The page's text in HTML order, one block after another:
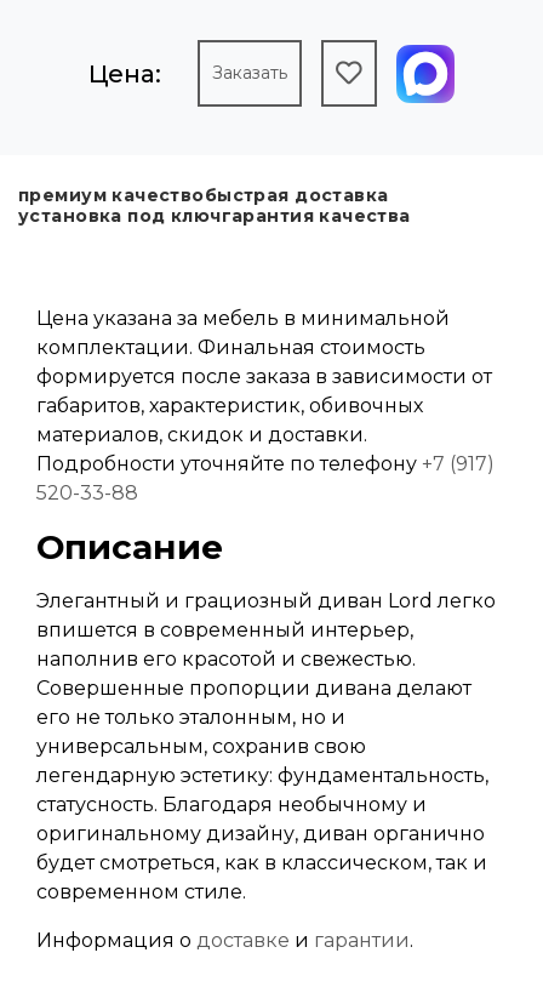
Цена: Заказать
премиум качествобыстрая доставка
установка под ключгарантия качества
Цена указана за мебель в минимальной
комплектации. Финальная стоимость
формируется после заказа в зависимости от
габаритов, характеристик, обивочных
материалов, скидок и доставки.
Подробности уточняйте по телефону +7 (917)
520-33-88
Описание
Элегантный и грациозный диван Lord легко
впишется в современный интерьер,
наполнив его красотой и свежестью.
Совершенные пропорции дивана делают
его не только эталонным, но и
универсальным, сохранив свою
легендарную эстетику: фундаментальность,
статусность. Благодаря необычному и
оригинальному дизайну, диван органично
будет смотреться, как в классическом, так и
современном стиле.
Информация о доставке и гарантии.